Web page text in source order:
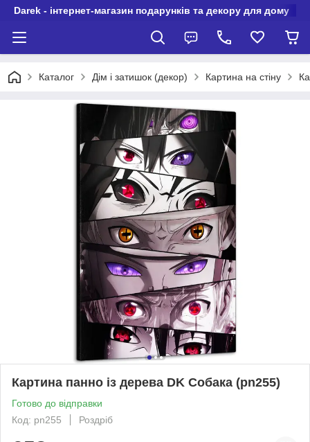
Darek - інтернет-магазин подарунків та декору для дому
Каталог Дім і затишок (декор) Картина на стіну
Картина панно із дерева DK Собака (pn255)
Готово до відправки
Код: pn255
Роздріб